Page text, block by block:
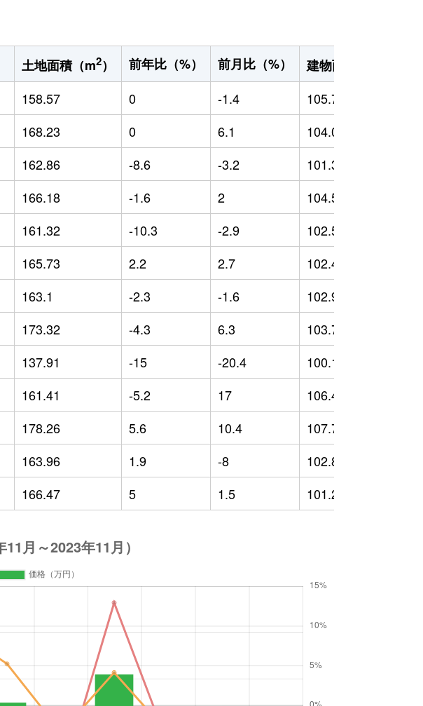
土地面積（m2） 前年比（%） 前月比（%） 建物面積（m
158.57 0 -1.4 105.73
168.23 0 6.1 104.05
162.86 -8.6 -3.2 101.33
166.18 -1.6 2 104.58
161.32 -10.3 -2.9 102.59
165.73 2.2 2.7 102.42
163.1 -2.3 -1.6 102.92
173.32 -4.3 6.3 103.74
137.91 -15 -20.4 100.19
161.41 -5.2 17 106.49
178.26 5.6 10.4 107.78
163.96 1.9 -8 102.83
166.47 5 1.5 101.26